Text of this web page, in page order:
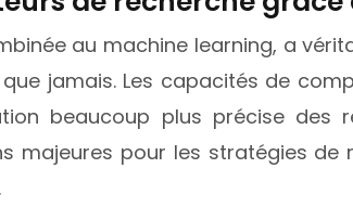
au machine learning, a
jamais. Les capacités de
beaucoup plus précise des
majeures pour les stratégies